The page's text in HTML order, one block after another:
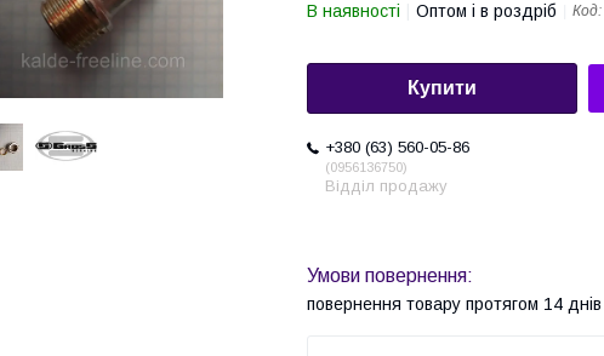
В наявності Оптом і в роздріб Код:
Купити
+380 (63) 560-05-86
0956136750
Відділ продажу
повернення товару протягом 14 днів